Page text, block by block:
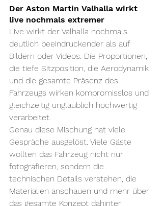
Der Aston Martin Valhalla wirkt
live nochmals extremer
Live wirkt der Valhalla nochmals
deutlich beeindruckender als auf
Bildern oder Videos. Die Proportionen,
die tiefe Sitzposition, die Aerodynamik
und die gesamte Präsenz des
Fahrzeugs wirken kompromisslos und
gleichzeitig unglaublich hochwertig
verarbeitet.
Genau diese Mischung hat viele
Gespräche ausgelöst. Viele Gäste
wollten das Fahrzeug nicht nur
fotografieren, sondern die
technischen Details verstehen, die
Materialien anschauen und mehr über
das gesamte Konzept dahinter